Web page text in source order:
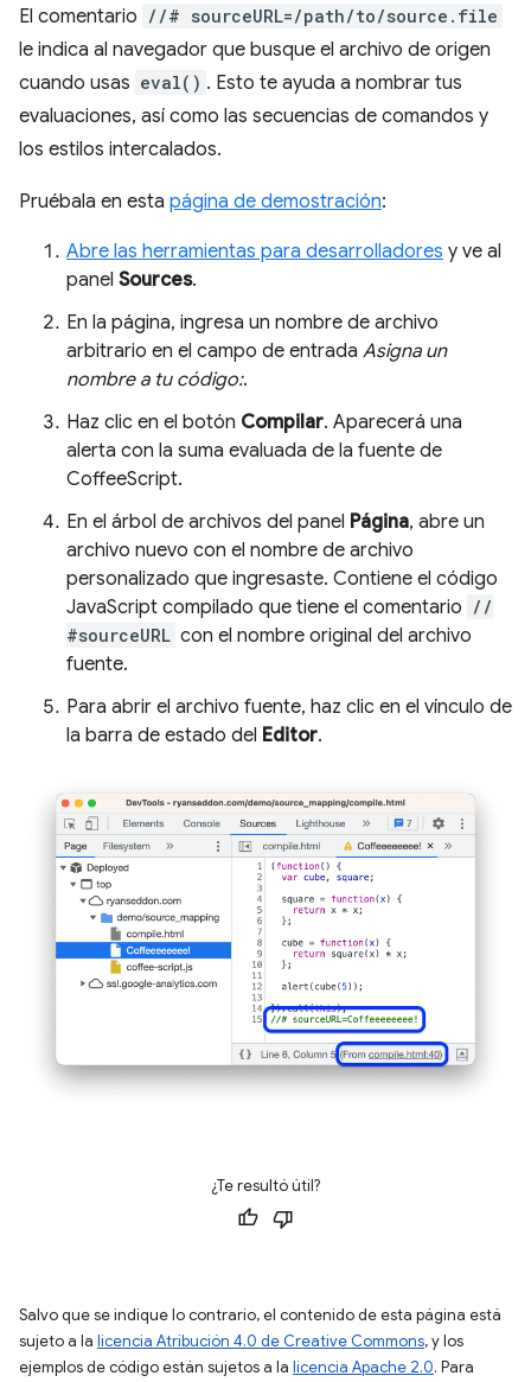
El comentario //# sourceURL=/path/to/source.file
le indica al navegador que busque el archivo de origen
cuando usas eval() . Esto te ayuda a nombrar tus
evaluaciones, así como las secuencias de comandos y
los estilos intercalados.
Pruébala en esta página de demostración:
Abre las herramientas para desarrolladores y ve al
panel Sources.
En la página, ingresa un nombre de archivo
arbitrario en el campo de entrada Asigna un
nombre a tu código:.
Haz clic en el botón Compilar. Aparecerá una
alerta con la suma evaluada de la fuente de
CoffeeScript.
En el árbol de archivos del panel Página, abre un
archivo nuevo con el nombre de archivo
personalizado que ingresaste. Contiene el código
JavaScript compilado que tiene el comentario //
#sourceURL con el nombre original del archivo
fuente.
Para abrir el archivo fuente, haz clic en el vínculo de
la barra de estado del Editor.
¿Te resultó útil?
Salvo que se indique lo contrario, el contenido de esta página está
sujeto a la licencia Atribución 4.0 de Creative Commons, y los
ejemplos de código están sujetos a la licencia Apache 2.0. Para